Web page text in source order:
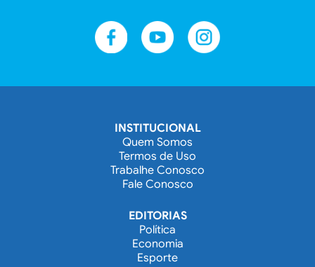
INSTITUCIONAL
Quem Somos
Termos de Uso
Trabalhe Conosco
Fale Conosco
EDITORIAS
Política
Economia
Esporte